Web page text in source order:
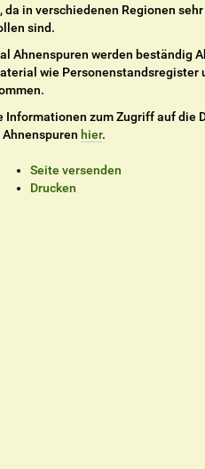
da in verschiedenen Regionen
sind.
Ahnenspuren werden beständig
wie Personenstandsregister
Informationen zum Zugriff auf die
hier.
Seite versenden
Drucken